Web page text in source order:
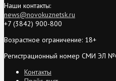
Наши контакты:
news@novokuznetsk.ru
+7 (3842) 900-800
Возрастное ограничение: 18+
Регистрационный номер СМИ ЭЛ
Контакты